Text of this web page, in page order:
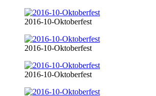
2016-10-Oktoberfest
2016-10-Oktoberfest
2016-10-Oktoberfest